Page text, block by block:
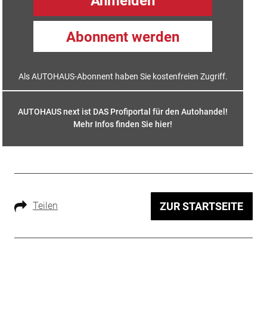
Abonnent werden
Als AUTOHAUS-Abonnent haben Sie kostenfreien Zugriff.
AUTOHAUS next ist DAS Profiportal für den Autohandel!
Mehr Infos finden Sie hier!
Teilen ZUR STARTSEITE